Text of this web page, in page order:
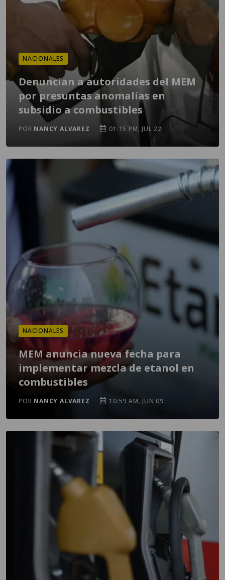
NACIONALES
Denuncian a autoridades del MEM
por presuntas anomalías en
subsidio a combustibles
POR NANCY ALVAREZ 01:15 PM, JUL 22
NACIONALES
MEM anuncia nueva fecha para
implementar mezcla de etanol en
combustibles
POR NANCY ALVAREZ 10:59 AM, JUN 09